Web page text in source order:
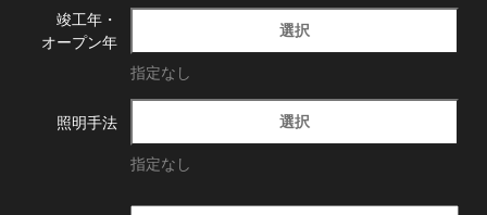
竣工年・
オープン年
選択
指定なし
照明手法 選択
指定なし